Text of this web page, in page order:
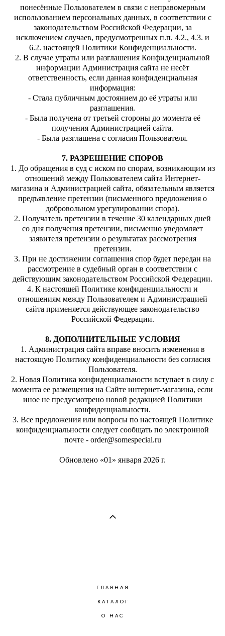
понесённые Пользователем в связи с неправомерным
использованием персональных данных, в соответствии с
законодательством Российской Федерации, за
исключением случаев, предусмотренных п.п. 4.2., 4.3. и
6.2. настоящей Политики Конфиденциальности.
2. В случае утраты или разглашения Конфиденциальной
информации Администрация сайта не несёт
ответственность, если данная конфиденциальная
информация:
- Стала публичным достоянием до её утраты или
разглашения.
- Была получена от третьей стороны до момента её
получения Администрацией сайта.
- Была разглашена с согласия Пользователя.
7. РАЗРЕШЕНИЕ СПОРОВ
1. До обращения в суд с иском по спорам, возникающим из
отношений между Пользователем сайта Интернет-
магазина и Администрацией сайта, обязательным является
предъявление претензии (письменного предложения о
добровольном урегулировании спора).
2. Получатель претензии в течение 30 календарных дней
со дня получения претензии, письменно уведомляет
заявителя претензии о результатах рассмотрения
претензии.
3. При не достижении соглашения спор будет передан на
рассмотрение в судебный орган в соответствии с
действующим законодательством Российской Федерации.
4. К настоящей Политике конфиденциальности и
отношениям между Пользователем и Администрацией
сайта применяется действующее законодательство
Российской Федерации.
8. ДОПОЛНИТЕЛЬНЫЕ УСЛОВИЯ
1. Администрация сайта вправе вносить изменения в
настоящую Политику конфиденциальности без согласия
Пользователя.
2. Новая Политика конфиденциальности вступает в силу с
момента ее размещения на Сайте интернет-магазина, если
иное не предусмотрено новой редакцией Политики
конфиденциальности.
3. Все предложения или вопросы по настоящей Политике
конфиденциальности следует сообщать по электронной
почте - order@somespecial.ru
Обновлено «01» января 2026 г.
ГЛАВНАЯ
КАТАЛОГ
О НАС